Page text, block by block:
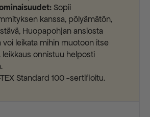
Sopii
kanssa, pölyämätön,
Huopapohjan ansiosta
voi leikata mihin muotoon itse
leikkaus onnistuu helposti
Standard 100 -sertifioitu.